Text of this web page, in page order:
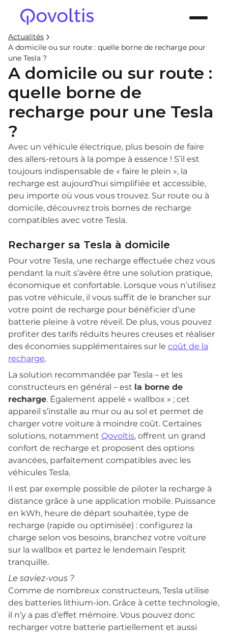
Actualités
A domicile ou sur route : quelle borne de recharge pour
une Tesla ?
A domicile ou sur route :
quelle borne de
recharge pour une Tesla
?
Avec un véhicule électrique, plus besoin de faire
des allers-retours à la pompe à essence ! S’il est
toujours indispensable de « faire le plein », la
recharge est aujourd’hui simplifiée et accessible,
peu importe où vous vous trouvez. Sur route ou à
domicile, découvrez trois bornes de recharge
compatibles avec votre Tesla.
Recharger sa Tesla à domicile
Pour votre Tesla, une recharge effectuée chez vous
pendant la nuit s’avère être une solution pratique,
économique et confortable. Lorsque vous n’utilisez
pas votre véhicule, il vous suffit de le brancher sur
votre point de recharge pour bénéficier d’une
batterie pleine à votre réveil. De plus, vous pouvez
profiter des tarifs réduits heures creuses et réaliser
des économies supplémentaires sur le coût de la
recharge.
La solution recommandée par Tesla – et les
constructeurs en général – est la borne de
recharge. Également appelé « wallbox » ; cet
appareil s’installe au mur ou au sol et permet de
charger votre voiture à moindre coût. Certaines
solutions, notamment Qovoltis, offrent un grand
confort de recharge et proposent des options
avancées, parfaitement compatibles avec les
véhicules Tesla.
Il est par exemple possible de piloter la recharge à
distance grâce à une application mobile. Puissance
en kWh, heure de départ souhaitée, type de
recharge (rapide ou optimisée) : configurez la
charge selon vos besoins, branchez votre voiture
sur la wallbox et partez le lendemain l’esprit
tranquille.
Le saviez-vous ?
Comme de nombreux constructeurs, Tesla utilise
des batteries lithium-ion. Grâce à cette technologie,
il n’y a pas d’effet mémoire. Vous pouvez donc
recharger votre batterie partiellement et aussi